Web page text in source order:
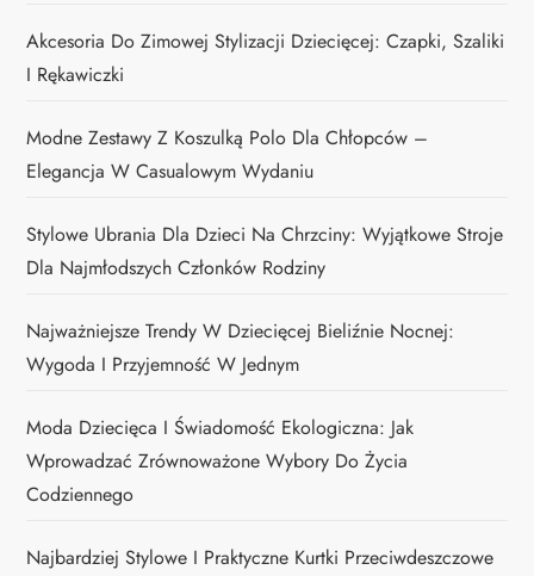
Akcesoria Do Zimowej Stylizacji Dziecięcej: Czapki, Szaliki
I Rękawiczki
Modne Zestawy Z Koszulką Polo Dla Chłopców –
Elegancja W Casualowym Wydaniu
Stylowe Ubrania Dla Dzieci Na Chrzciny: Wyjątkowe Stroje
Dla Najmłodszych Członków Rodziny
Najważniejsze Trendy W Dziecięcej Bieliźnie Nocnej:
Wygoda I Przyjemność W Jednym
Moda Dziecięca I Świadomość Ekologiczna: Jak
Wprowadzać Zrównoważone Wybory Do Życia
Codziennego
Najbardziej Stylowe I Praktyczne Kurtki Przeciwdeszczowe